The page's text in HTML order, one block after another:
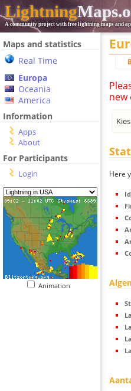
Lightning
A community project with free lightning maps and
Maps and statistics
Real Time
Europa
Oceania
America
Information
Apps
About
For Participants
Login
Animation
new
Here